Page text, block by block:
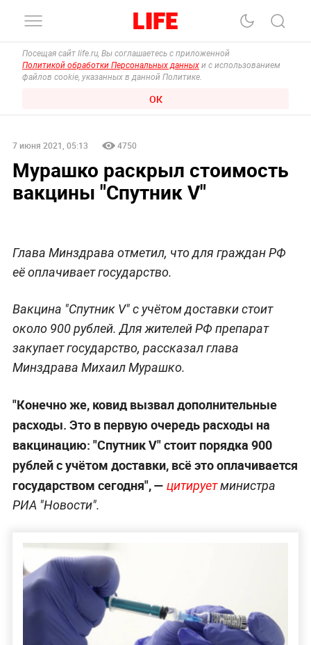
Посещая сайт life.ru, Вы соглашаетесь с приложенной
Политикой обработки Персональных данных и с использованием
файлов cookie, указанных в данной Политике.
ОК
7 июня 2021, 05:13 4750
Мурашко раскрыл стоимость
вакцины "Спутник V"
Глава Минздрава отметил, что для граждан РФ
её оплачивает государство.
Вакцина "Спутник V" с учётом доставки стоит
около 900 рублей. Для жителей РФ препарат
закупает государство, рассказал глава
Минздрава Михаил Мурашко.
"Конечно же, ковид вызвал дополнительные
расходы. Это в первую очередь расходы на
вакцинацию: "Спутник V" стоит порядка 900
рублей с учётом доставки, всё это оплачивается
государством сегодня", — цитируетминистра
РИА "Новости".